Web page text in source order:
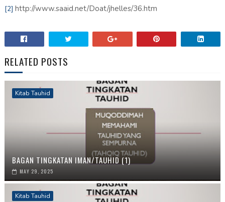
[2] http://www.saaid.net/Doat/jhelles/36.htm
RELATED POSTS
Kitab Tauhid
BAGAN TINGKATAN IMAN/TAUHID (1)
MAY 29, 2025
Kitab Tauhid